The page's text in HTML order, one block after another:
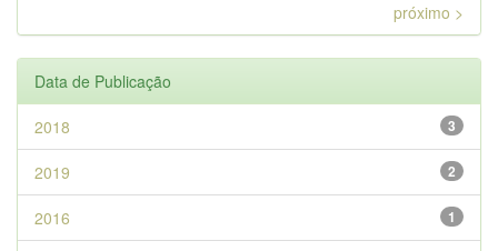
próximo >
Data de Publicação
3
2018
2
2019
1
2016